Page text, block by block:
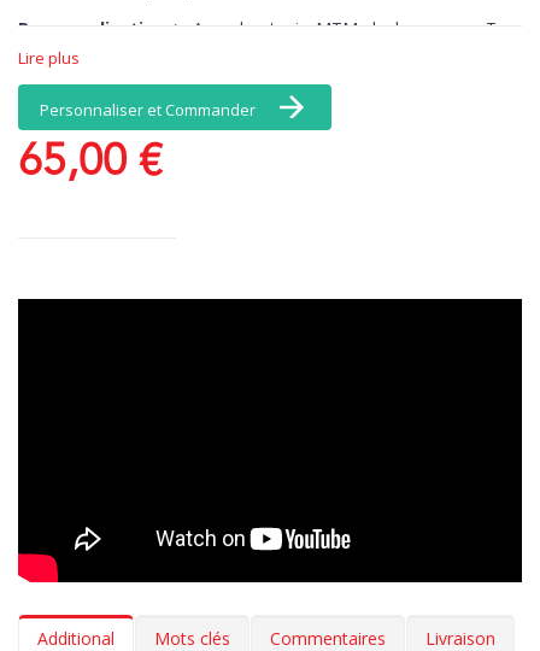
Personnalisation >
Avec les tapis MTM de la gamme Top,
vous avez une infinité de choix de coloris et de matériaux, et, en
par exemple vos tapis avec votre nom. Il n’y a pas de limites à
vos émotions.
Perfection >
11.2004-2007. Vous pouvez, par ailleurs, décider d’ajouter
gratuitement, une talonnette, pour protéger la zone la plus
exposée à l’usure.
Lire plus
Personnaliser et Commander
65,00 €
Additional Mots clés Commentaires Livraison